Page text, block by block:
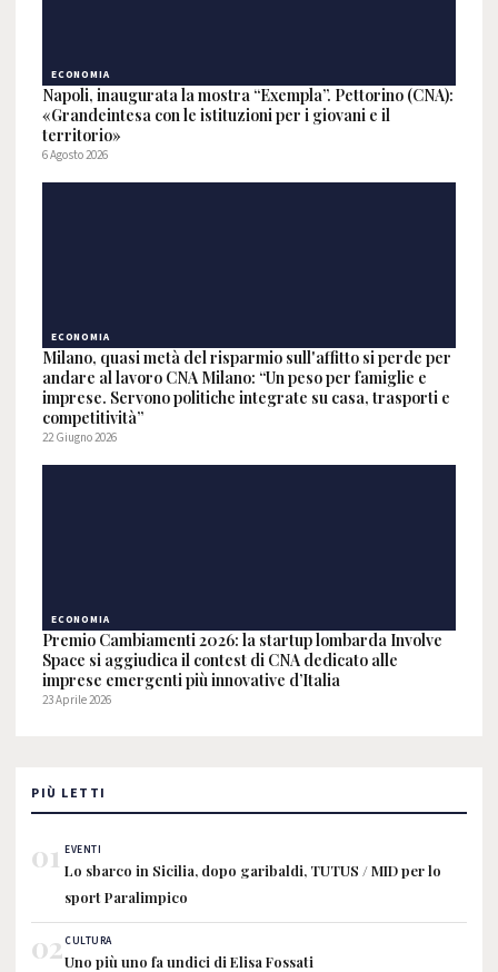
ECONOMIA
Napoli, inaugurata la mostra “Exempla”. Pettorino (CNA):
«Grandeintesa con le istituzioni per i giovani e il
territorio»
6 Agosto 2026
ECONOMIA
Milano, quasi metà del risparmio sull'affitto si perde per
andare al lavoro CNA Milano: “Un peso per famiglie e
imprese. Servono politiche integrate su casa, trasporti e
competitività”
22 Giugno 2026
ECONOMIA
Premio Cambiamenti 2026: la startup lombarda Involve
Space si aggiudica il contest di CNA dedicato alle
imprese emergenti più innovative d’Italia
23 Aprile 2026
PIÙ LETTI
01 EVENTI
Lo sbarco in Sicilia, dopo garibaldi, TUTUS / MID per lo
sport Paralimpico
02CULTURA
Uno più uno fa undici di Elisa Fossati